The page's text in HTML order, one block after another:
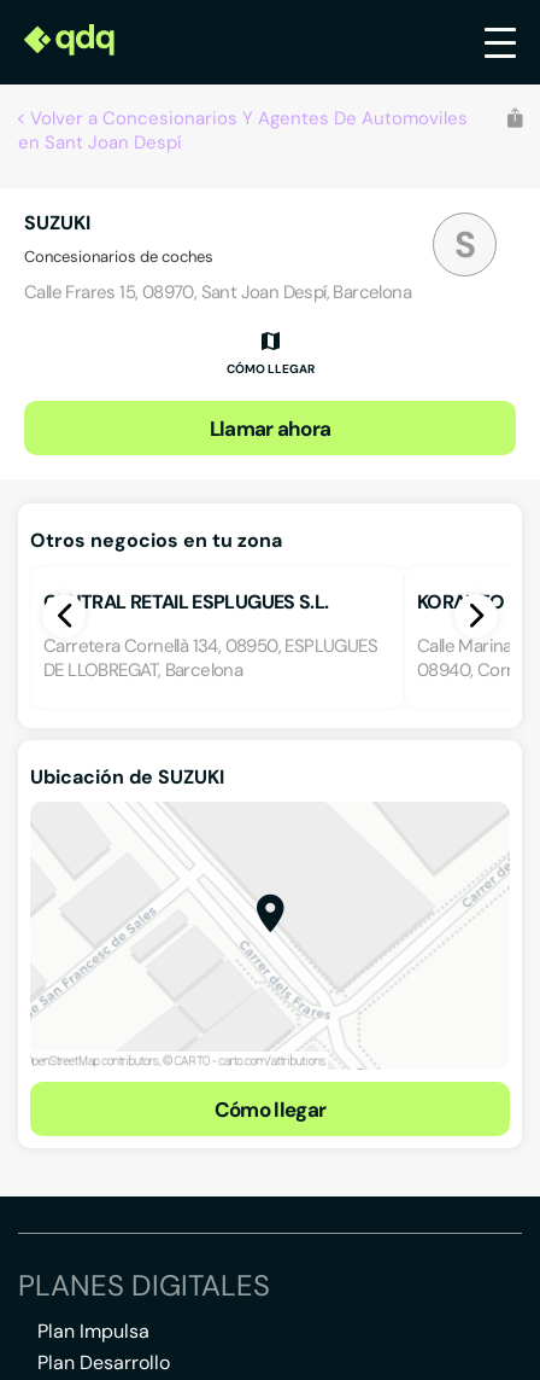
Volver a Concesionarios Y Agentes De Automoviles
en Sant Joan Despí
S
SUZUKI
Concesionarios de coches
Calle Frares 15, 08970, Sant Joan Despí, Barcelona
CÓMO LLEGAR
Llamar ahora
Otros negocios en tu zona
CENTRAL RETAIL ESPLUGUES S.L.
Carretera Cornellà 134, 08950, ESPLUGUES
DE LLOBREGAT, Barcelona
KORAUTO 95,
Calle Marina
08940,
Ubicación de SUZUKI
Cómo llegar
PLANES DIGITALES
Plan Impulsa
Plan Desarrollo